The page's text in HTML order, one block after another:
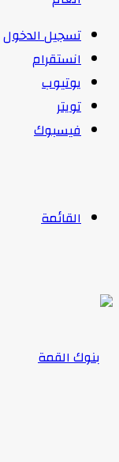
تسجيل الدخول
انستقرام
يوتيوب
تويتر
فيسبوك
القائمة